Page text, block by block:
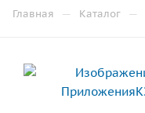
Главная — Каталог —